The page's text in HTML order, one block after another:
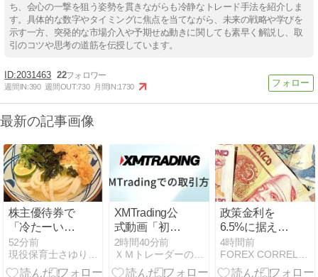
ち、会心の一撃を狙う姿勢を貫きながらも冷静なトレード手法を紹介しま
す。具体的な数字やタイミングに焦点を当てながら、未来の戦略や学びを
示す一方、突発的な市場介入や予期せぬ動きに関しても素早く解説し、取
引のコツや思考の道筋を伝授しています。
2031463 22
週間IN:390 週間OUT:730 月間IN:1730
最新の記事画像
株主優待券で
「冷たーいね
ばとろ旨塩う
どん」を食べ
てきた
52分前
XMTrading公
式動画「初め
ての取引を行
う方法」
2時間40分前
ＸＭトレーダーの海外ＦＸブログ
政策金利を
6.5%に据え置
き メキシコペ
ソのスワップ
成績（8月2日
4時間前